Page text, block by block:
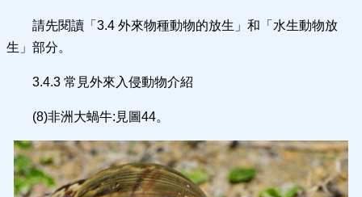
請先閱讀「3.4 外來物種動物的放生」和「水生動物放
生」部分。
3.4.3 常見外來入侵動物介紹
(8)非洲大蝸牛:見圖44。